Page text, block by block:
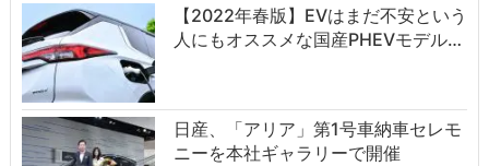
【2022年春版】EVはまだ不安という
人にもオススメな国産PHEVモデル…
日産、「アリア」第1号車納車セレモ
ニーを本社ギャラリーで開催